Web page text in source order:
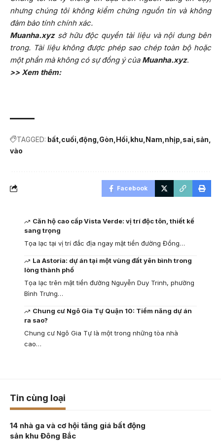
nhưng chúng tôi không kiểm chứng nguồn tin và không
đảm bảo tính chính xác.
Muanha.xyzsở hữu độc quyền tài liệu và nội dung bên
trong. Tài liệu không được phép sao chép toàn bộ hoặc
một phần mà không có sự đồng ý của Muanha.xyz.
>> Xem thêm:
TAGGED: bất cuối động Gòn Hối khu Nam nhịp sai sản
vào
Facebook
Căn hộ cao cấp Vista Verde: vị trí độc tôn, thiết kế
sang trọng
Tọa lạc tại vị trí đắc địa ngay mặt tiền đường Đồng…
La Astoria: dự án tại một vùng đất yên bình trong
lòng thành phố
Tọa lạc trên mặt tiền đường Nguyễn Duy Trinh, phường
Bình Trưng…
Chung cư Ngô Gia Tự Quận 10: Tiềm năng dự án
ra sao?
Chung cư Ngô Gia Tự là một trong những tòa nhà
cao…
Tin cùng loại
14 nhà ga và cơ hội tăng giá bất động
sản khu Đông Bắc